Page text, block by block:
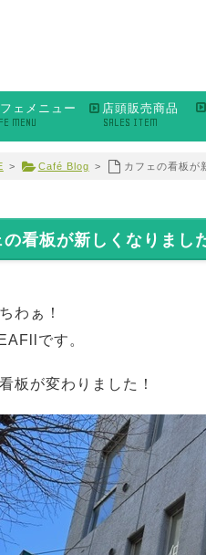
ェメニュー
MENU
店頭販売商品
SALES ITEM
> Café Blog > カフェの看板が
の看板が新しくなりまし
わぁ！
です。
板が変わりました！